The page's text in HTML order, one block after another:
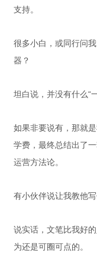
支持。
很多小白，或同行问
器？
坦白说，并没有什么“
如果非要说有，那就
学费，最终总结出了
运营方法论。
有小伙伴说让我教他
说实话，文笔比我好
为还是可圈可点的。